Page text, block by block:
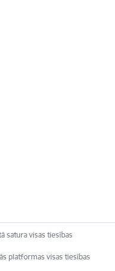
satura visas tiesības
platformas visas tiesības